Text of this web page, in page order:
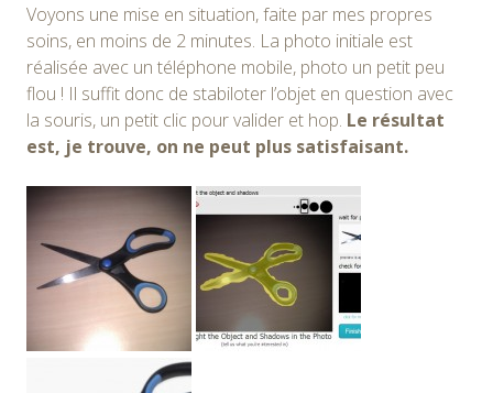
Voyons une mise en situation, faite par mes propres
soins, en moins de 2 minutes. La photo initiale est
réalisée avec un téléphone mobile, photo un petit peu
flou ! Il suffit donc de stabiloter l’objet en question avec
la souris, un petit clic pour valider et hop. Le résultat
est, je trouve, on ne peut plus satisfaisant.